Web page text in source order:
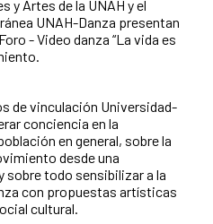
y Artes de la UNAH y el
UNAH-Danza presentan
- Video danza “La vida es
de vinculación Universidad-
conciencia en la
en general, sobre la
desde una
todo sensibilizar a la
con propuestas artísticas
cultural.